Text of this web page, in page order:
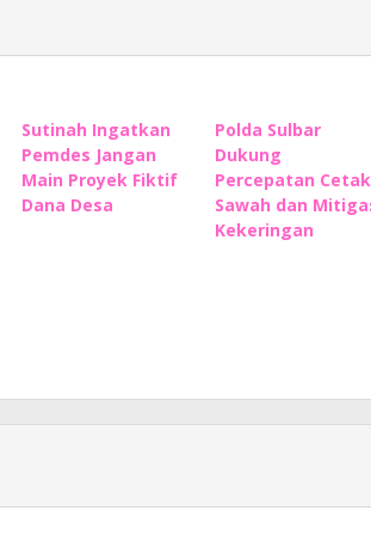
Sutinah Ingatkan
Pemdes Jangan
Main Proyek Fiktif
Dana Desa
Polda Sulbar
Dukung
Percepatan Cetak
Sawah dan
Kekeringan